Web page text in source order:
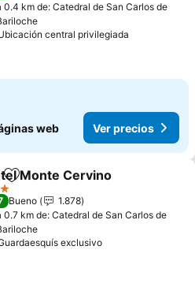
0.4 km de: Catedral de San Carlos de
central privilegiada
web Ver precios
Añadir a favoritos
Monte Cervino
Bueno
1.878
0.7 km de: Catedral de San Carlos de
exclusivoVer precios